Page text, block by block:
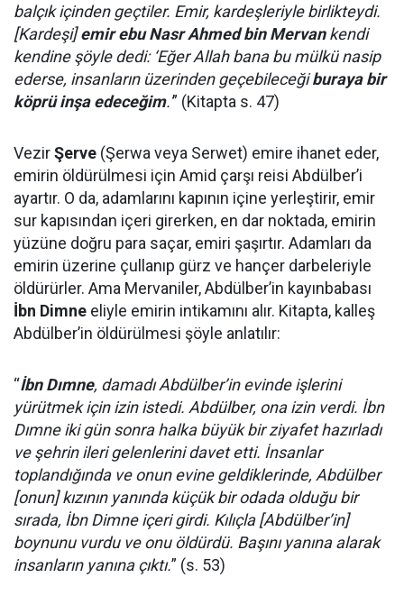
balçık içinden geçtiler. Emir, kardeşleriyle birlikteydi.
[Kardeşi]emir ebu Nasr Ahmed bin Mervankendi
kendine şöyle dedi: ‘Eğer Allah bana bu mülkü nasip
ederse, insanların üzerinden geçebileceğiburaya bir
köprü inşa edeceğim.'” (Kitapta s. 47)
VezirŞerve (Şerwa veya Serwet) emire ihanet eder,
emirin öldürülmesi için Amid çarşı reisi Abdülber’i
ayartır. O da, adamlarını kapının içine yerleştirir, emir
sur kapısından içeri girerken, en dar noktada, emirin
yüzüne doğru para saçar, emiri şaşırtır. Adamları da
emirin üzerine çullanıp gürz ve hançer darbeleriyle
öldürürler. Ama Mervaniler, Abdülber’in kayınbabası
İbn Dimne eliyle emirin intikamını alır. Kitapta, kalleş
Abdülber’in öldürülmesi şöyle anlatılır:
“İbn Dımne, damadı Abdülber’in evinde işlerini
yürütmek için izin istedi. Abdülber, ona izin verdi. İbn
Dımne iki gün sonra halka büyük bir ziyafet hazırladı
ve şehrin ileri gelenlerini davet etti. İnsanlar
toplandığında ve onun evine geldiklerinde, Abdülber
[onun] kızının yanında küçük bir odada olduğu bir
sırada, İbn Dimne içeri girdi. Kılıçla [Abdülber’in]
boynunu vurdu ve onu öldürdü. Başını yanına alarak
insanların yanına çıktı.” (s. 53)